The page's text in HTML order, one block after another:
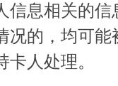
信息相关的
况的，均可
人处理。